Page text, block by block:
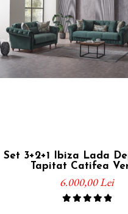
Set 3+2+1 Ibiza Lada
Tapitat Catifea
6.000,00 Lei